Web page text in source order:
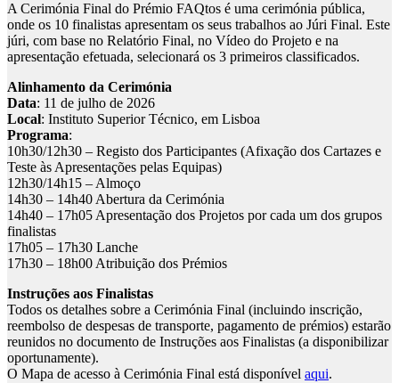
A Cerimónia Final do Prémio FAQtos é uma cerimónia pública,
onde os 10 finalistas apresentam os seus trabalhos ao Júri Final. Este
júri, com base no Relatório Final, no Vídeo do Projeto e na
apresentação efetuada, selecionará os 3 primeiros classificados.
Alinhamento da Cerimónia
Data: 11 de julho de 2026
Local: Instituto Superior Técnico, em Lisboa
Programa:
10h30/12h30 – Registo dos Participantes (Afixação dos Cartazes e
Teste às Apresentações pelas Equipas)
12h30/14h15 – Almoço
14h30 – 14h40 Abertura da Cerimónia
14h40 – 17h05 Apresentação dos Projetos por cada um dos grupos
finalistas
17h05 – 17h30 Lanche
17h30 – 18h00 Atribuição dos Prémios
Instruções aos Finalistas
Todos os detalhes sobre a Cerimónia Final (incluindo inscrição,
reembolso de despesas de transporte, pagamento de prémios) estarão
reunidos no documento de Instruções aos Finalistas (a disponibilizar
oportunamente).
O Mapa de acesso à Cerimónia Final está disponível aqui.